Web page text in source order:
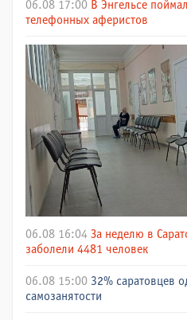
06.08 17:00 В Энгельсе
телефонных аферистов
06.08 16:04 За неделю в
заболели 4481 человек
06.08 15:00 32% саратовцев
самозанятости